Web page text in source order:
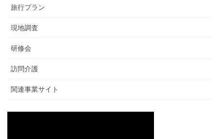
旅行プラン
現地調査
研修会
訪問介護
関連事業サイト